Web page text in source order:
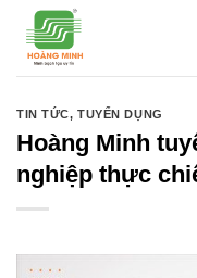
qua
TIN TỨC,TUYỂN DỤNG
Hoàng Minh
nghiệp thực